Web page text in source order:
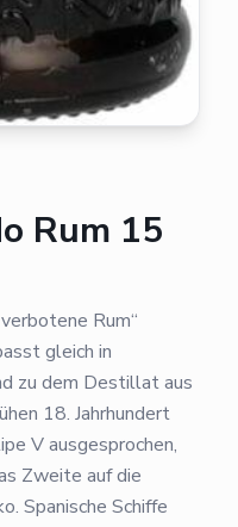
Rum 15
Rum“
gleich in
zu dem Destillat aus
18. Jahrhundert
V ausgesprochen,
Zweite auf die
Spanische Schiffe